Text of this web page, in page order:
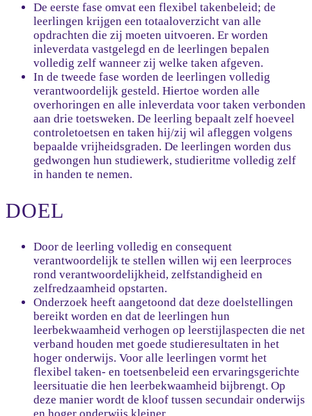
De eerste fase omvat een flexibel takenbeleid; de
leerlingen krijgen een totaaloverzicht van alle
opdrachten die zij moeten uitvoeren. Er worden
inleverdata vastgelegd en de leerlingen bepalen
volledig zelf wanneer zij welke taken afgeven.
In de tweede fase worden de leerlingen volledig
verantwoordelijk gesteld. Hiertoe worden alle
overhoringen en alle inleverdata voor taken verbonden
aan drie toetsweken. De leerling bepaalt zelf hoeveel
controletoetsen en taken hij/zij wil afleggen volgens
bepaalde vrijheidsgraden. De leerlingen worden dus
gedwongen hun studiewerk, studieritme volledig zelf
in handen te nemen.
DOEL
Door de leerling volledig en consequent
verantwoordelijk te stellen willen wij een leerproces
rond verantwoordelijkheid, zelfstandigheid en
zelfredzaamheid opstarten.
Onderzoek heeft aangetoond dat deze doelstellingen
bereikt worden en dat de leerlingen hun
leerbekwaamheid verhogen op leerstijlaspecten die net
verband houden met goede studieresultaten in het
hoger onderwijs. Voor alle leerlingen vormt het
flexibel taken- en toetsenbeleid een ervaringsgerichte
leersituatie die hen leerbekwaamheid bijbrengt. Op
deze manier wordt de kloof tussen secundair onderwijs